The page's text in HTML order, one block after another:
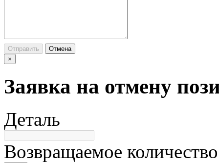
Отправить
Отмена
×
Заявка на отмену
Деталь
Возвращаемое количество